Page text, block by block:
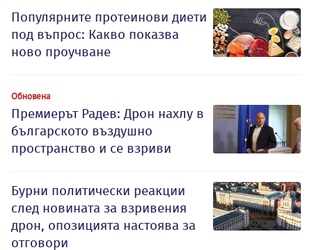
Популярните протеинови диети
под въпрос: Какво показва
ново проучване
Обновена
Премиерът Радев: Дрон нахлу в
българското въздушно
пространство и се взриви
Бурни политически реакции
след новината за взривения
дрон, опозицията настоява за
отговори